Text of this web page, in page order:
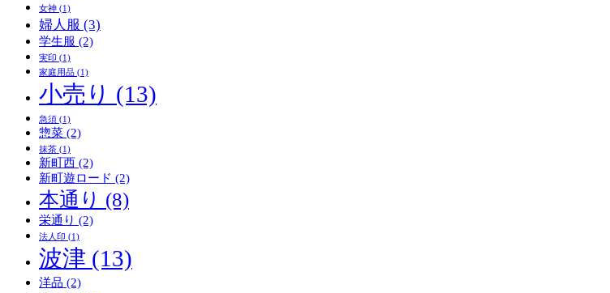
女神 (1)
婦人服 (3)
学生服 (2)
実印 (1)
家庭用品 (1)
小売り (13)
急須 (1)
惣菜 (2)
抹茶 (1)
新町西 (2)
新町遊ロード (2)
本通り (8)
栄通り (2)
法人印 (1)
波津 (13)
洋品 (2)